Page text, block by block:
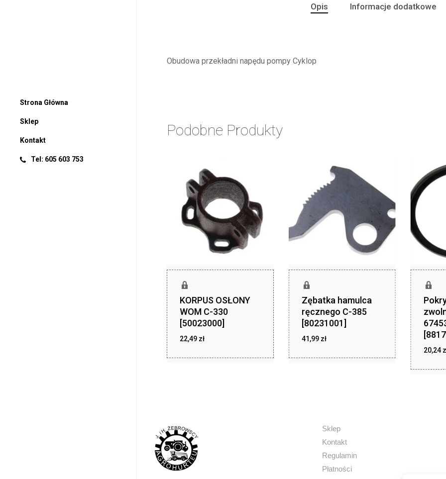
Strona Główna
Sklep
Kontakt
Tel: 605 603 753
Opis Informacje dodatkowe
Obudowa przekładni napędu pompy Cyklop
Podobne Produkty
KORPUS OSŁONY
WOM C-330
[50023000]
22,49 zł
Zębatka hamulca
ręcznego C-385
[80231001]
41,99 zł
20,24
Sklep
Kontakt
Regulamin
Płatności